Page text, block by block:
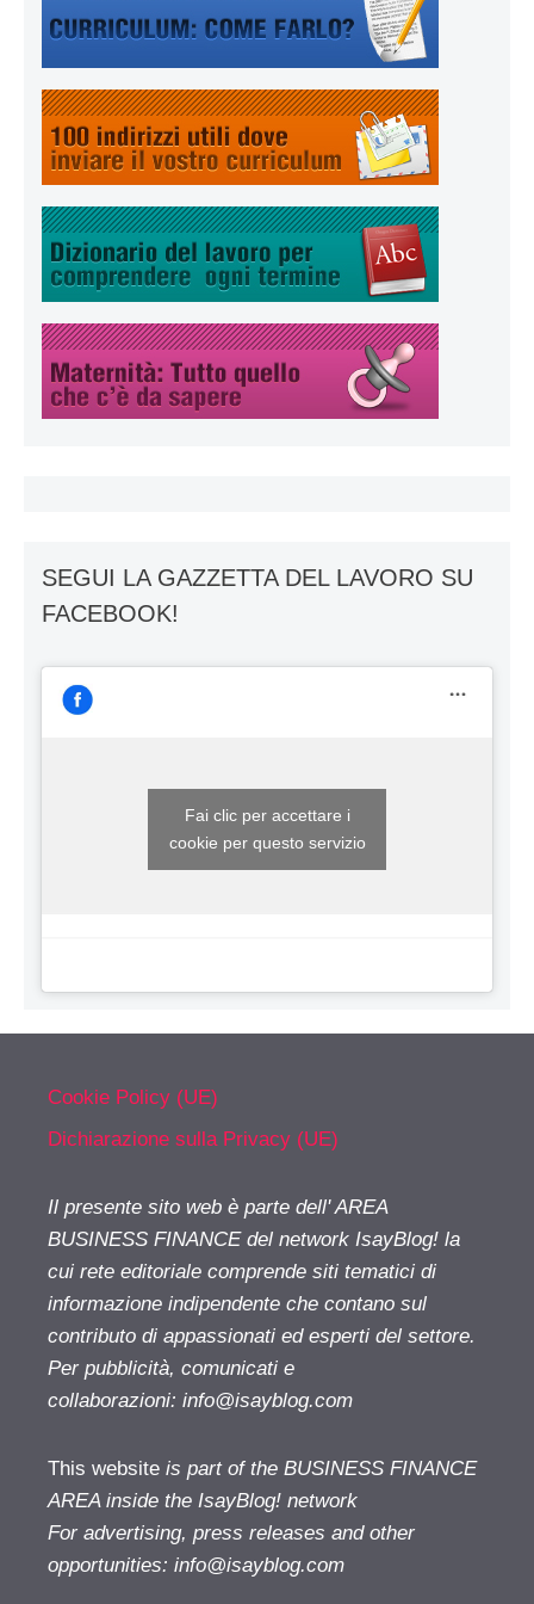
SEGUI LA GAZZETTA DEL LAVORO SU
FACEBOOK!
Fai clic per accettare i
cookie per questo servizio
Cookie Policy (UE)
Dichiarazione sulla Privacy (UE)
Il presente sito web è parte dell' AREA
BUSINESS FINANCE del network IsayBlog! la
cui rete editoriale comprende siti tematici di
informazione indipendente che contano sul
contributo di appassionati ed esperti del settore.
Per pubblicità, comunicati e
collaborazioni: info@isayblog.com
This website is part of the BUSINESS FINANCE
AREA inside the IsayBlog! network
For advertising, press releases and other
opportunities: info@isayblog.com